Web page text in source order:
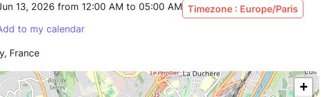
13, 2026 from 12:00 AM to 05:00 AM Timezone : Europe/Paris
to my calendar
France
+